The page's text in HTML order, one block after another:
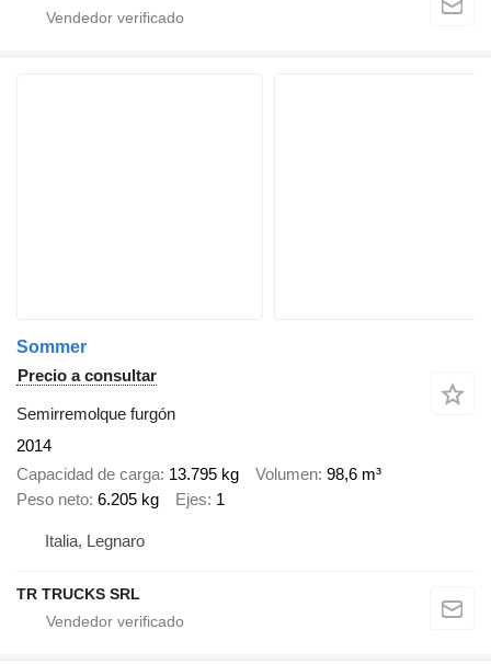
Sommer
Precio a consultar
Semirremolque furgón
2014
Capacidad de carga 13.795 kg Volumen 98,6 m³
Peso neto 6.205 kg Ejes 1
Italia, Legnaro
TR TRUCKS SRL